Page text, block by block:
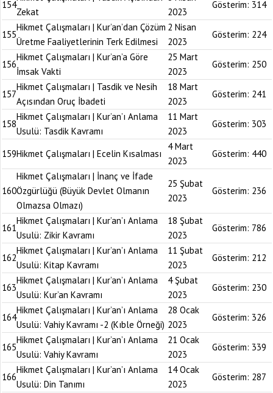
154
Zekat
2023
Gösterim: 314
155
Hikmet Çalışmaları | Kur’an’dan Çözüm
Üretme Faaliyetlerinin Terk Edilmesi
2 Nisan
2023
Gösterim: 224
156
Hikmet Çalışmaları | Kur’an’a Göre
İmsak Vakti
25 Mart
2023
Gösterim: 250
157
Hikmet Çalışmaları | Tasdik ve Nesih
Açısından Oruç İbadeti
18 Mart
2023
Gösterim: 241
158
Hikmet Çalışmaları | Kur’an’ı Anlama
Usulü: Tasdik Kavramı
11 Mart
2023
Gösterim: 303
159Hikmet Çalışmaları | Ecelin Kısalması
4 Mart
2023
Gösterim: 440
160
Hikmet Çalışmaları | İnanç ve İfade
Özgürlüğü (Büyük Devlet Olmanın
Olmazsa Olmazı)
25 Şubat
2023
Gösterim: 236
161
Hikmet Çalışmaları | Kur’an’ı Anlama
Usulü: Zikir Kavramı
18 Şubat
2023
Gösterim: 786
162
Hikmet Çalışmaları | Kur’an’ı Anlama
Usulü: Kitap Kavramı
11 Şubat
2023
Gösterim: 212
163
Hikmet Çalışmaları | Kur’an’ı Anlama
Usulü: Kur’an Kavramı
4 Şubat
2023
Gösterim: 230
164
Hikmet Çalışmaları | Kur’an’ı Anlama
Usulü: Vahiy Kavramı -2 (Kıble Örneği)
28 Ocak
2023
Gösterim: 326
165
Hikmet Çalışmaları | Kur’an’ı Anlama
Usulü: Vahiy Kavramı
21 Ocak
2023
Gösterim: 339
166
Hikmet Çalışmaları | Kur’an’ı Anlama
Usulü: Din Tanımı
14 Ocak
2023
Gösterim: 287